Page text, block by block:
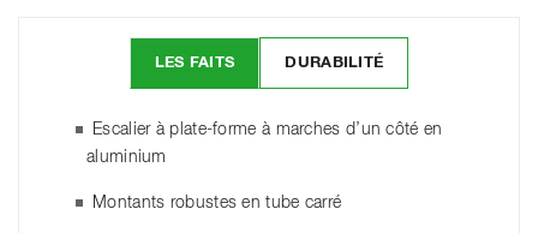
LES FAITS DURABILITÉ
Escalier à plate-forme à marches d’un côté en
aluminium
Montants robustes en tube carré